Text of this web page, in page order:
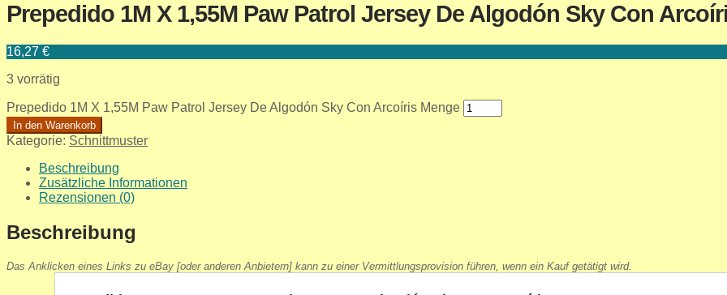
Prepedido 1M X 1,55M Paw Patrol Jersey De Algodón Sky Con
16,27 €
3 vorrätig
Prepedido 1M X 1,55M Paw Patrol Jersey De Algodón Sky Con Arcoíris Menge
In den Warenkorb
Kategorie: Schnittmuster
Beschreibung
Zusätzliche Informationen
Rezensionen (0)
Beschreibung
Das Anklicken eines Links zu eBay [oder anderen Anbietern] kann zu einer Vermittlungsprovision führen, wenn ein Kauf getätigt wird.